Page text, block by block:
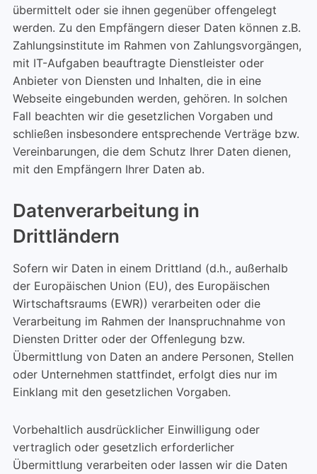
übermittelt oder sie ihnen gegenüber offengelegt
werden. Zu den Empfängern dieser Daten können z.B.
Zahlungsinstitute im Rahmen von Zahlungsvorgängen,
mit IT-Aufgaben beauftragte Dienstleister oder
Anbieter von Diensten und Inhalten, die in eine
Webseite eingebunden werden, gehören. In solchen
Fall beachten wir die gesetzlichen Vorgaben und
schließen insbesondere entsprechende Verträge bzw.
Vereinbarungen, die dem Schutz Ihrer Daten dienen,
mit den Empfängern Ihrer Daten ab.
Datenverarbeitung in
Drittländern
Sofern wir Daten in einem Drittland (d.h., außerhalb
der Europäischen Union (EU), des Europäischen
Wirtschaftsraums (EWR)) verarbeiten oder die
Verarbeitung im Rahmen der Inanspruchnahme von
Diensten Dritter oder der Offenlegung bzw.
Übermittlung von Daten an andere Personen, Stellen
oder Unternehmen stattfindet, erfolgt dies nur im
Einklang mit den gesetzlichen Vorgaben.
Vorbehaltlich ausdrücklicher Einwilligung oder
vertraglich oder gesetzlich erforderlicher
Übermittlung verarbeiten oder lassen wir die Daten